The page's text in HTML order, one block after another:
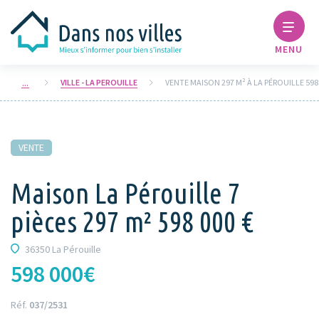
MENU
VILLE - LA PEROUILLE VENTE MAISON 297 M² À LA PÉROUILLE
VENTE
Maison La Pérouille 7
pièces 297 m² 598 000 €
36350 La Pérouille
598 000€
Réf. 037/2531